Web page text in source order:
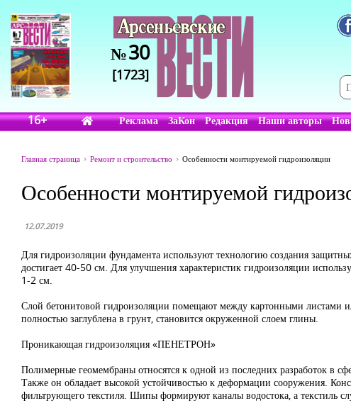
№30
[1723]
16+ Реклама ЗаКон Редакция Наши авторы
Главная страница Ремонт и строительство Особенности монтируемой гидроизоляции
Особенности монтируемой
12.07.2019
Для гидроизоляции фундамента используют технологию создания
достигает 40-50 см. Для улучшения характеристик гидроизоляции
1-2 см.
Слой бетонитовой гидроизоляции помещают между картонными листами
полностью заглублена в грунт, становится окруженной слоем глины.
Проникающая гидроизоляция «ПЕНЕТРОН»
Полимерные геомембраны относятся к одной из последних разработок в
Также он обладает высокой устойчивостью к деформации сооружения.
фильтрующего текстиля. Шипы формируют каналы водостока, а текстиль